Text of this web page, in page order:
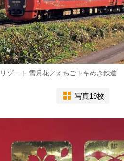
ゾート 雪月花／えちごトキめき鉄道
写真19枚